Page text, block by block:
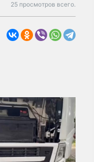
25 просмотров всего.